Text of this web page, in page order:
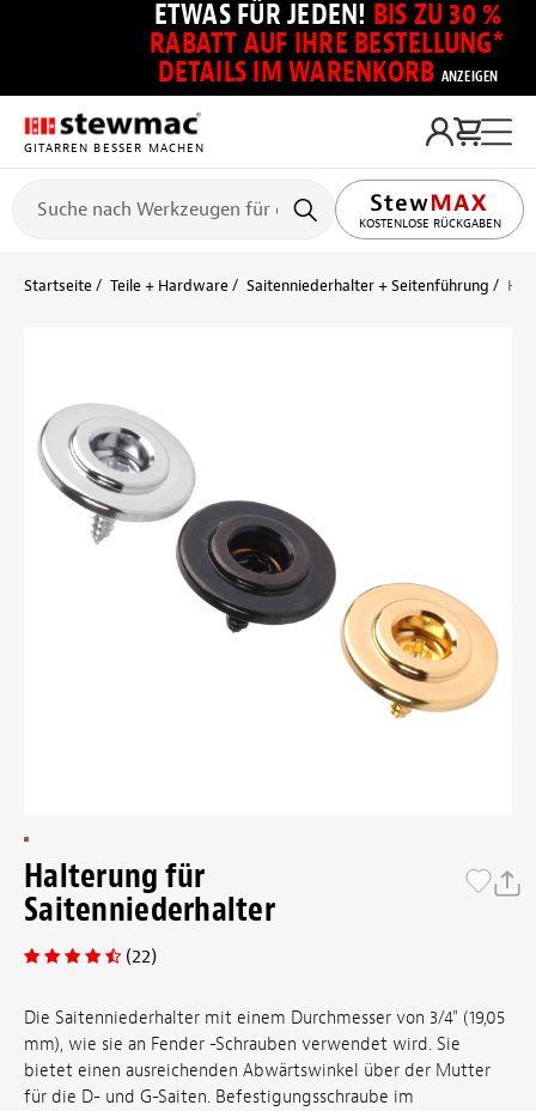
ETWAS FÜR JEDEN! BIS ZU 30 %
RABATT AUF IHRE BESTELLUNG*
DETAILS IM WARENKORB ANZEIGEN
GITARREN BESSER MACHEN
KOSTENLOSE RÜCKGABEN
Startseite Teile + Hardware Saitenniederhalter + Seitenführung
Halterung für
Saitenniederhalter
(22)
Die Saitenniederhalter mit einem Durchmesser von 3/4" (19,05
mm), wie sie an Fender -Schrauben verwendet wird. Sie
bietet einen ausreichenden Abwärtswinkel über der Mutter
für die D- und G-Saiten. Befestigungsschraube im